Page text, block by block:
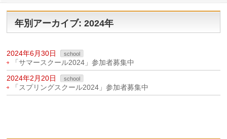
年別アーカイブ: 2024年
2024年6月30日 school
「サマースクール2024」参加者募集中
2024年2月20日
school
「スプリングスクール2024」参加者募集中